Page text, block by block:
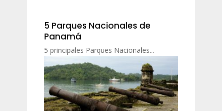
5 Parques Nacionales de
Panamá
5 principales Parques Nacionales...